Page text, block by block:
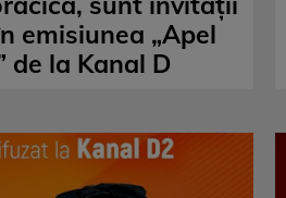
emisiunea „Apel
de la Kanal D